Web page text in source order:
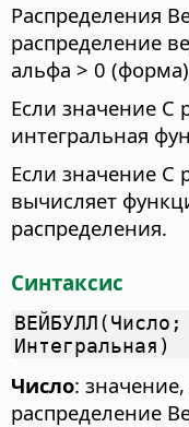
Распределения
распределение
альфа > 0
Если значение C
интегральная
Если значение C
вычисляет
распределения.
Синтаксис
Интегральная)
Число:
распределение